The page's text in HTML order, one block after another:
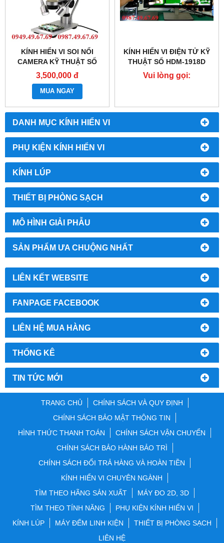
DANH MỤC KÍNH HIỂN VI
PHỤ KIỆN KÍNH HIỂN VI
KÍNH LÚP
THIẾT BỊ PHÒNG SẠCH
MÔ HÌNH GIẢI PHẪU
SẢN PHẨM ƯA CHUỘNG NHẤT
LIÊN KẾT WEBSITE
FANPAGE FACEBOOK
LIÊN HỆ MUA HÀNG
THỐNG KÊ
TIN TỨC MỚI
KÍNH HIỂN VI SOI NỔI
CAMERA KỸ THUẬT SỐ
SMV-300
3,500,000 đ
MUA NGAY
KÍNH HIỂN VI ĐIỆN TỬ KỸ
THUẬT SỐ HDM-1918D
Vui lòng gọi:
TRANG CHỦ
CHÍNH SÁCH VÀ QUY ĐỊNH
CHÍNH SÁCH BẢO MẬT THÔNG TIN
HÌNH THỨC THANH TOÁN
CHÍNH SÁCH VẬN CHUYỂN
CHÍNH SÁCH BẢO HÀNH BẢO TRÌ
CHÍNH SÁCH ĐỔI TRẢ HÀNG VÀ HOÀN TIỀN
KÍNH HIỂN VI CHUYÊN NGÀNH
TÌM THEO HÃNG SẢN XUẤT
MÁY ĐO 2D, 3D
TÌM THEO TÍNH NĂNG
PHỤ KIỆN KÍNH HIỂN VI
KÍNH LÚP
MÁY ĐẾM LINH KIỆN
THIẾT BỊ PHÒNG SẠCH
LIÊN HỆ